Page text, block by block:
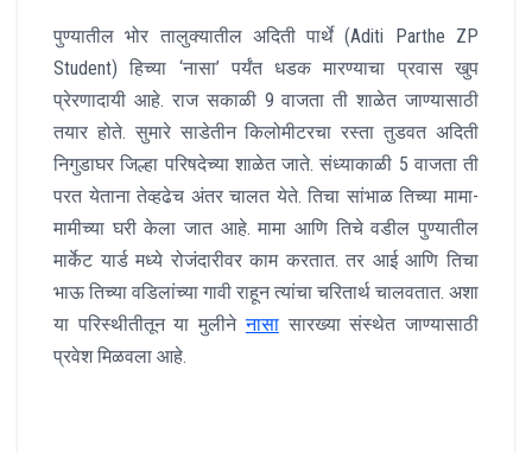
पुण्यातील भोर तालुक्यातील अदिती पार्थे (Aditi Parthe ZP
Student) हिच्या ‘नासा’ पर्यंत धडक मारण्याचा प्रवास खुप
प्रेरणादायी आहे. राज सकाळी 9 वाजता ती शाळेत जाण्यासाठी
तयार होते. सुमारे साडेतीन किलोमीटरचा रस्ता तुडवत अदिती
निगुडाघर जिल्हा परिषदेच्या शाळेत जाते. संध्याकाळी 5 वाजता ती
परत येताना तेव्हढेच अंतर चालत येते. तिचा सांभाळ तिच्या मामा-
मामीच्या घरी केला जात आहे. मामा आणि तिचे वडील पुण्यातील
मार्केट यार्ड मध्ये रोजंदारीवर काम करतात. तर आई आणि तिचा
भाऊ तिच्या वडिलांच्या गावी राहून त्यांचा चरितार्थ चालवतात. अशा
या परिस्थीतीतून या मुलीनेनासासारख्या संस्थेत जाण्यासाठी
प्रवेश मिळवला आहे.